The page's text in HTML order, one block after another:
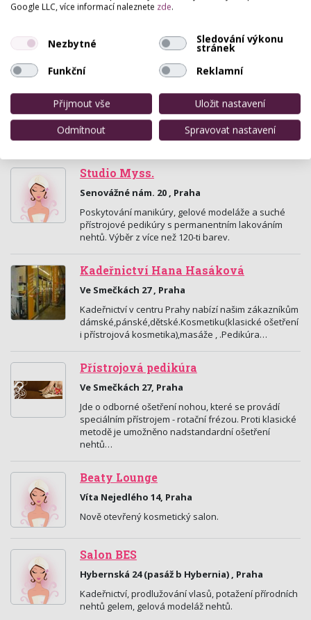
The Amazon řetězec kosmetických salónů v Praze.
přírodní…
Salon Vlaďka
Slavíkova 13 , Praha
Náš salon nabízí tyto služby: kadeřnictví, kosmetiku,
manikúru, modelace nehtů, pedikúru, vizážistiku,
účesy pomocí počítače, bělení zubů, masáže.…
Studio Myss.
Senovážné nám. 20 , Praha
Poskytování manikúry, gelové modeláže a suché
přístrojové pedikúry s permanentním lakováním
nehtů. Výběr z více než 120-ti barev.
Kadeřnictví Hana Hasáková
Ve Smečkách 27 , Praha
Kadeřnictví v centru Prahy nabízí našim zákazníkům
dámské,pánské,dětské.Kosmetiku(klasické ošetření
i přístrojová kosmetika),masáže , .Pedikúra…
Přístrojová pedikúra
Ve Smečkách 27, Praha
Jde o odborné ošetření nohou, které se provádí
speciálním přístrojem - rotační frézou. Proti klasické
metodě je umožněno nadstandardní ošetření
nehtů…
Beaty Lounge
Víta Nejedlého 14, Praha
Nově otevřený kosmetický salon.
Salon BES
Hybernská 24 (pasáž b Hybernia) , Praha
Kadeřnictví, prodlužování vlasů, potažení přírodních
nehtů gelem, gelová modeláž nehtů.
Google LLC, více informací naleznete zde.
Nezbytné Sledování výkonu
stránek
Funkční
Reklamní
Přijmout vše
Uložit nastavení
Odmítnout
Spravovat nastavení